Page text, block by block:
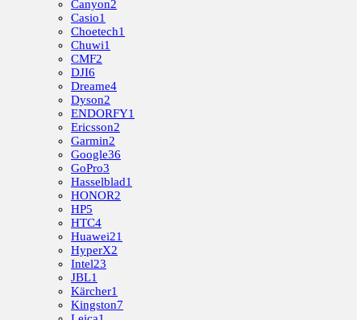
Canyon2
Casio1
Choetech1
Chuwi1
CMF2
DJI6
Dreame4
Dyson2
ENDORFY1
Ericsson2
Garmin2
Google36
GoPro3
Hasselblad1
HONOR2
HP5
HTC4
Huawei21
HyperX2
Intel23
JBL1
Kärcher1
Kingston7